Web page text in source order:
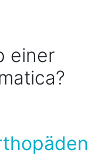
einer